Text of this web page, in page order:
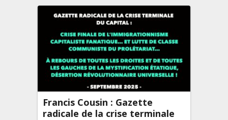
Francis Cousin : Gazette
radicale de la crise terminale